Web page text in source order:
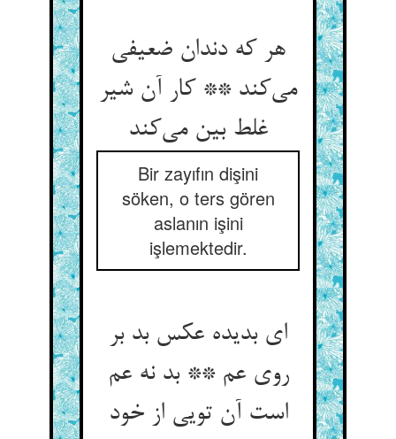
هر که دندان ضعیفی
می‌‌کند ** کار آن شیر
غلط بین می‌‌کند
Bir zayıfın dişini
söken, o ters gören
aslanın işini
işlemektedir.
ای بدیده عکس بد بر
روی عم ** بد نه عم
است آن تویی از خود